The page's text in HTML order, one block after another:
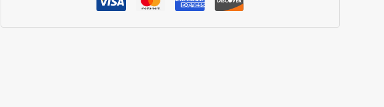
przypinka